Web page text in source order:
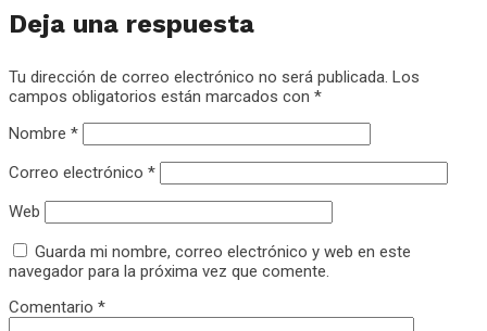
Deja una respuesta
Tu dirección de correo electrónico no será publicada. Los
campos obligatorios están marcados con *
Nombre *
Correo electrónico *
Web
Guarda mi nombre, correo electrónico y web en este
navegador para la próxima vez que comente.
Comentario *